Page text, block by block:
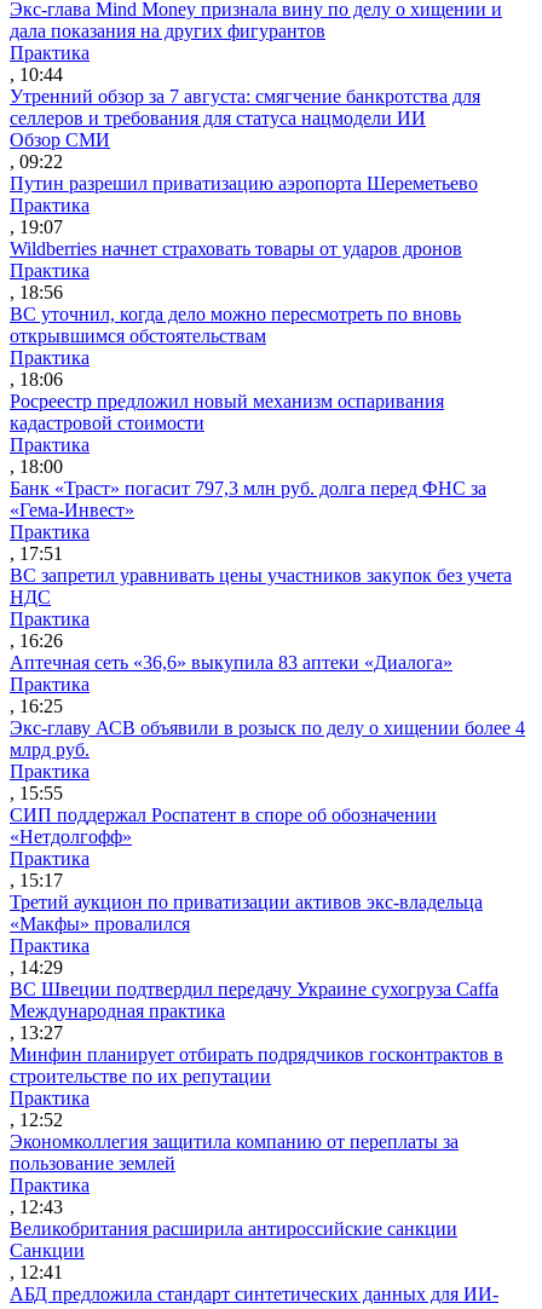
Экс-глава Mind Money признала вину по делу о хищении и
дала показания на других фигурантов
Практика
, 10:44
Утренний обзор за 7 августа: смягчение банкротства для
селлеров и требования для статуса нацмодели ИИ
Обзор СМИ
, 09:22
Путин разрешил приватизацию аэропорта Шереметьево
Практика
, 19:07
Wildberries начнет страховать товары от ударов дронов
Практика
, 18:56
ВС уточнил, когда дело можно пересмотреть по вновь
открывшимся обстоятельствам
Практика
, 18:06
Росреестр предложил новый механизм оспаривания
кадастровой стоимости
Практика
, 18:00
Банк «Траст» погасит 797,3 млн руб. долга перед ФНС за
«Гема-Инвест»
Практика
, 17:51
ВС запретил уравнивать цены участников закупок без учета
НДС
Практика
, 16:26
Аптечная сеть «36,6» выкупила 83 аптеки «Диалога»
Практика
, 16:25
Экс-главу АСВ объявили в розыск по делу о хищении более 4
млрд руб.
Практика
, 15:55
СИП поддержал Роспатент в споре об обозначении
«Нетдолгофф»
Практика
, 15:17
Третий аукцион по приватизации активов экс-владельца
«Макфы» провалился
Практика
, 14:29
ВС Швеции подтвердил передачу Украине сухогруза Caffa
Международная практика
, 13:27
Минфин планирует отбирать подрядчиков госконтрактов в
строительстве по их репутации
Практика
, 12:52
Экономколлегия защитила компанию от переплаты за
пользование землей
Практика
, 12:43
Великобритания расширила антироссийские санкции
Санкции
, 12:41
АБД предложила стандарт синтетических данных для ИИ-